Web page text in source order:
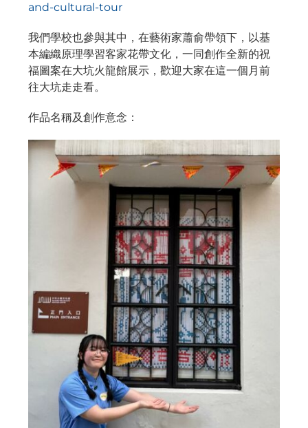
and-cultural-tour
我們學校也參與其中，在藝術家蕭俞帶領下，以基
本編織原理學習客家花帶文化，一同創作全新的祝
福圖案在大坑火龍館展示，歡迎大家在這一個月前
往大坑走走看。
作品名稱及創作意念：